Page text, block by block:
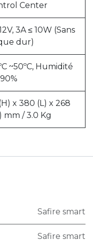
Center
3A ≤ 10W (Sans
dur)
~50ºC, Humidité
x 380 (L) x 268
mm / 3.0 Kg
Safire smart
Safire smart